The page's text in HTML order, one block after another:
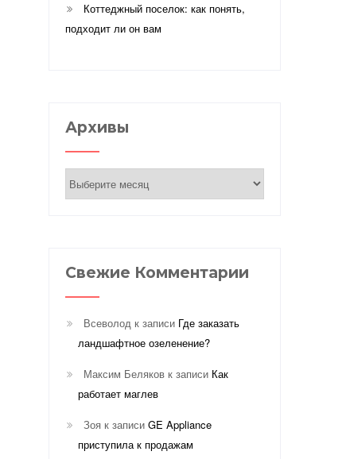
Коттеджный поселок: как понять,
подходит ли он вам
Архивы
Свежие Комментарии
Всеволод к записи Где заказать
ландшафтное озеленение?
Максим Беляковк записи Как
работает маглев
Зоя к записи GE Appliance
приступила к продажам